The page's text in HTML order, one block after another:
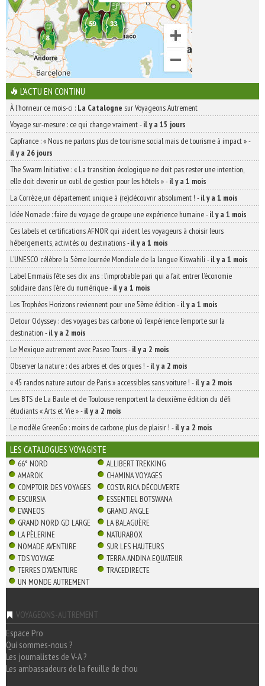
L'ACTU EN CONTINU
À l'honneur ce mois-ci : La Catalogne sur Voyageons Autrement
Voyage sur-mesure : ce qui change vraiment-il y a 15 jours
Capfrance : « Nous ne parlons plus de tourisme social mais de tourisme à impact »-
il y a 26 jours
The Swarm Initiative : « La transition écologique ne doit pas rester une intention,
elle doit devenir un outil de gestion pour les hôtels »-il y a 1 mois
La Corrèze, un département unique à (re)découvrir absolument ! -il y a 1 mois
Idée Nomade : faire du voyage de groupe une expérience humaine-il y a 1 mois
Ces labels et certifications AFNOR qui aident les voyageurs à choisir leurs
hébergements, activités ou destinations-il y a 1 mois
L’UNESCO célèbre la 5ème Journée Mondiale de la langue Kiswahili -il y a 1 mois
Label Emmaüs fête ses dix ans : l’improbable pari qui a fait entrer l’économie
solidaire dans l’ère du numérique-il y a 1 mois
Les Trophées Horizons reviennent pour une 5ème édition -il y a 1 mois
Detour Odyssey : des voyages bas carbone où l’expérience l’emporte sur la
destination -il y a 2 mois
Le Mexique autrement avec Paseo Tours-il y a 2 mois
Observer la nature : des arbres et des orques ! -il y a 2 mois
« 45 randos nature autour de Paris » accessibles sans voiture ! -il y a 2 mois
Les BTS de La Baule et de Toulouse remportent la deuxième édition du défi
étudiants « Arts et Vie »-il y a 2 mois
Le modèle GreenGo : moins de carbone, plus de plaisir ! -il y a 2 mois
LES CATALOGUES VOYAGISTE
66° NORD
ALLIBERT TREKKING
AMAROK
CHAMINA VOYAGES
COMPTOIR DES VOYAGES
COSTA RICA DÉCOUVERTE
ESCURSIA
ESSENTIEL BOTSWANA
EVANEOS
GRAND ANGLE
GRAND NORD GD LARGE
LA BALAGUÈRE
LA PÈLERINE
NATURABOX
NOMADE AVENTURE
SUR LES HAUTEURS
TDS VOYAGE
TERRA ANDINA EQUATEUR
TERRES D'AVENTURE
TRACEDIRECTE
UN MONDE AUTREMENT
VOYAGEONS-AUTREMENT
Espace Pro
Qui sommes-nous ?
Les journalistes de V-A ?
Les ambassadeurs de la feuille de chou